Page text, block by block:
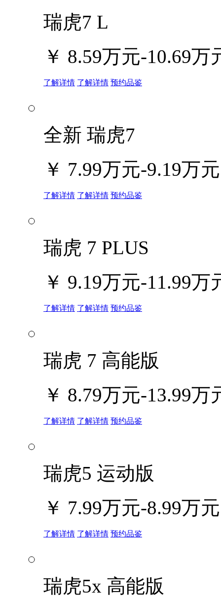
瑞虎7 L
￥ 8.59万元-10.69万
了解详情 了解详情 预约品鉴
全新 瑞虎7
￥ 7.99万元-9.19万元
了解详情 了解详情 预约品鉴
瑞虎 7 PLUS
￥ 9.19万元-11.99万
了解详情 了解详情 预约品鉴
瑞虎 7 高能版
￥ 8.79万元-13.99万
了解详情 了解详情 预约品鉴
瑞虎5 运动版
￥ 7.99万元-8.99万元
了解详情 了解详情 预约品鉴
瑞虎5x 高能版